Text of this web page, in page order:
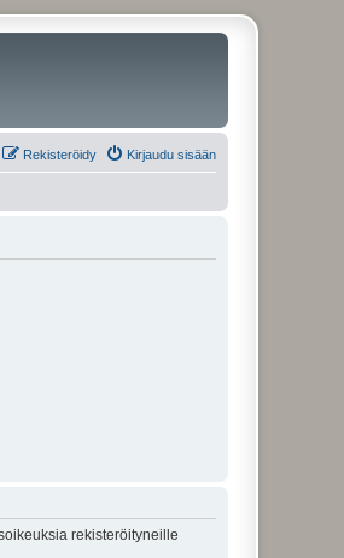
Kirjaudu sisään
Rekisteröidy
rekisteröityneille